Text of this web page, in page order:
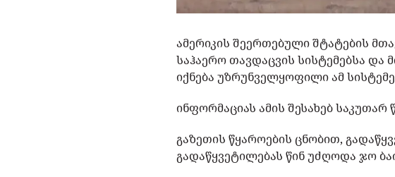
ამერიკის შეერთებული შტატების
საჰაერო თავდაცვის სისტემებსა და
იქნება უზრუნველყოფილი ამ
ინფორმაციას ამის შესახებ
გაზეთის წყაროების ცნობით,
გადაწყვეტილებას წინ უძღოდა ჯო